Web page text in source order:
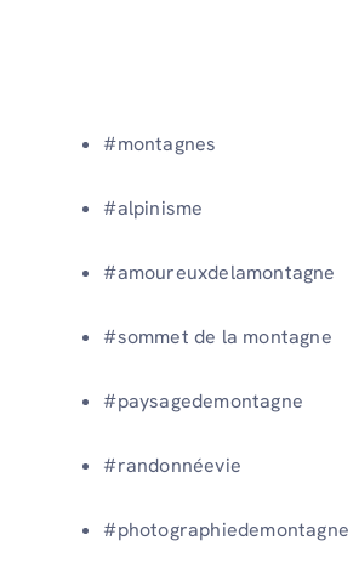
#montagnes
#alpinisme
#amoureuxdelamontagne
#sommet de la montagne
#paysagedemontagne
#randonnéevie
#photographiedemontagne